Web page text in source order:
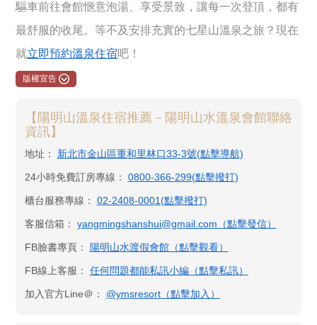
驅車前往會館愜意泡湯、享受景致，讓每一次登頂，都有
最舒服的收尾。等不及安排充實的七星山溫泉之旅？現在
就立即預約溫泉住宿吧！
版權宣告
【陽明山溫泉住宿推薦－陽明山水溫泉會館聯絡
資訊】
地址： 新北市金山區重和里林口33-3號(點擊導航)
24小時免費訂房專線： 0800-366-299(點擊撥打)
櫃台服務專線： 02-2408-0001(點擊撥打)
客服信箱： yangmingshanshui@gmail.com（點擊發信）
FB臉書專頁： 陽明山水渡假會館​（點擊觀看）
FB線上客服： 任何問題都能私訊小編（點擊私訊）
加入官方Line＠： @ymsresort（點擊加入）